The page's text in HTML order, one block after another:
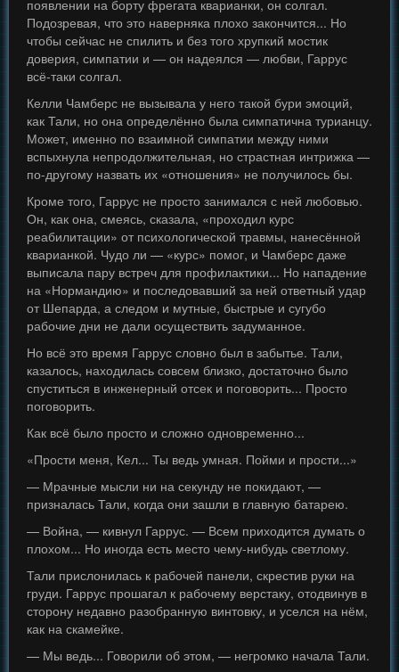
появлении на борту фрегата кварианки, он солгал.
Подозревая, что это наверняка плохо закончится... Но
чтобы сейчас не спилить и без того хрупкий мостик
доверия, симпатии и — он надеялся — любви, Гаррус
всё-таки солгал.
Келли Чамберс не вызывала у него такой бури эмоций,
как Тали, но она определённо была симпатична турианцу.
Может, именно по взаимной симпатии между ними
вспыхнула непродолжительная, но страстная интрижка —
по-другому назвать их «отношения» не получилось бы.
Кроме того, Гаррус не просто занимался с ней любовью.
Он, как она, смеясь, сказала, «проходил курс
реабилитации» от психологической травмы, нанесённой
кварианкой. Чудо ли — «курс» помог, и Чамберс даже
выписала пару встреч для профилактики... Но нападение
на «Нормандию» и последовавший за ней ответный удар
от Шепарда, а следом и мутные, быстрые и сугубо
рабочие дни не дали осуществить задуманное.
Но всё это время Гаррус словно был в забытье. Тали,
казалось, находилась совсем близко, достаточно было
спуститься в инженерный отсек и поговорить... Просто
поговорить.
Как всё было просто и сложно одновременно...
«Прости меня, Кел... Ты ведь умная. Пойми и прости...»
— Мрачные мысли ни на секунду не покидают, —
призналась Тали, когда они зашли в главную батарею.
— Война, — кивнул Гаррус. — Всем приходится думать о
плохом... Но иногда есть место чему-нибудь светлому.
Тали прислонилась к рабочей панели, скрестив руки на
груди. Гаррус прошагал к рабочему верстаку, отодвинув в
сторону недавно разобранную винтовку, и уселся на нём,
как на скамейке.
— Мы ведь... Говорили об этом, — негромко начала Тали.